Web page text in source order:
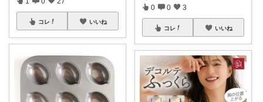
コレ いいね
0 0 3
コレ いいね